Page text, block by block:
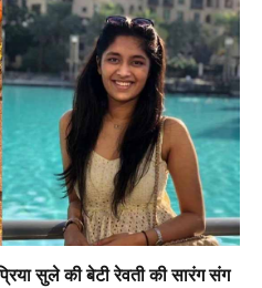
सुले की बेटी रेवती की सारंग संग